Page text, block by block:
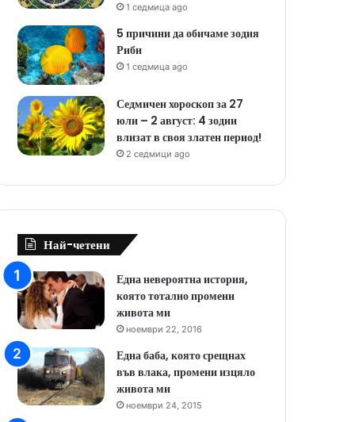
1 седмица ago
5 причини да обичаме зодия
Риби
1 седмица ago
Седмичен хороскоп за 27
юли – 2 август: 4 зодии
влизат в своя златен период!
2 седмици ago
Най-четени
Една невероятна история,
която тотално промени
живота ми
ноември 22, 2016
Една баба, която срещнах
във влака, промени изцяло
живота ми
ноември 24, 2015